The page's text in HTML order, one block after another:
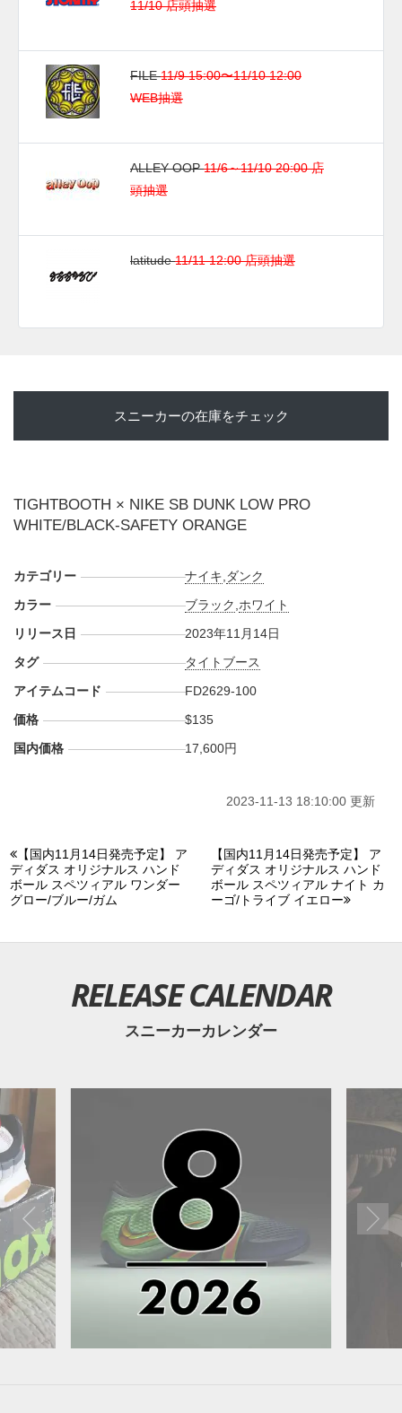
11/10 店頭抽選
FILE11/9 15:00〜11/10 12:00
WEB抽選
ALLEY OOP11/6～11/10 20:00 店
頭抽選
latitude11/11 12:00 店頭抽選
スニーカーの在庫をチェック
TIGHTBOOTH × NIKE SB DUNK LOW PRO
WHITE/BLACK-SAFETY ORANGE
カテゴリー ナイキ ダンク
カラー
ブラック ホワイト
リリース日
2023年11月14日
タグ
タイトブース
アイテムコード
FD2629-100
価格
$135
国内価格
17,600円
2023-11-13 18:10:00 更新
【国内11月14日発売予定】 ア
ディダス オリジナルス ハンド
ボール スペツィアル ワンダー
グロー/ブルー/ガム
【国内11月14日発売予定】 ア
ディダス オリジナルス ハンド
ボール スペツィアル ナイト カ
ーゴ/トライブ イエロー
RELEASE CALENDAR
スニーカーカレンダー